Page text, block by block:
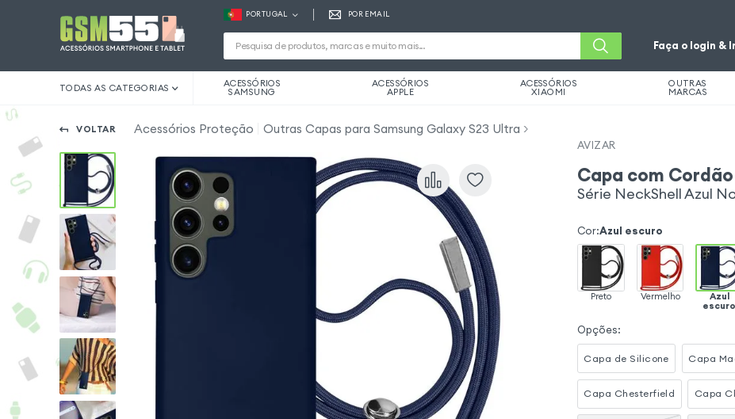
PORTUGAL POR EMAIL
Faça o login &
TODAS AS CATEGORIAS ACESSÓRIOS
SAMSUNG
ACESSÓRIOS
APPLE
ACESSÓRIOS
XIAOMI
OUTRAS
MARCAS
VOLTAR Acessórios Proteção Outras Capas para Samsung Galaxy S23 Ultra
AVIZAR
Capa com
Série NeckShell Azul
Cor:Azul escuro
Preto Vermelho
Azul
escuro
Opções:
Capa de Silicone Capa
Capa Chesterfield Capa